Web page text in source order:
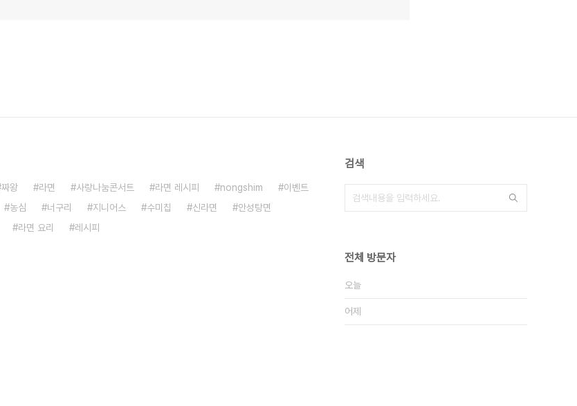
짜왕 라면 사랑나눔콘서트 라면 레시피 nongshim
이벤트
농심 너구리 지니어스 수미칩 신라면
안성탕면
라면 요리 레시피
검색
전체 방문자
오늘
어제